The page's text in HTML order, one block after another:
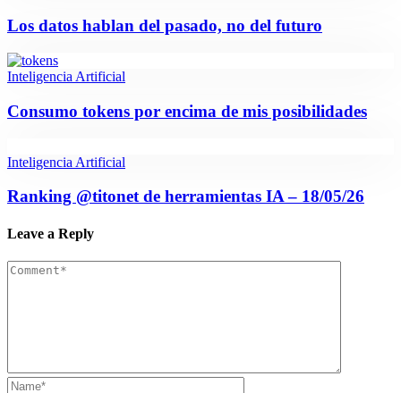
Los datos hablan del pasado, no del futuro
Inteligencia Artificial
Consumo tokens por encima de mis posibilidades
Inteligencia Artificial
Ranking @titonet de herramientas IA – 18/05/26
Leave a Reply